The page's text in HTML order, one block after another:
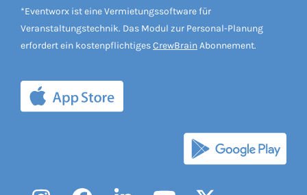
*Eventworx ist eine Vermietungssoftware für
Veranstaltungstechnik. Das Modul zur Personal-Planung
erfordert ein kostenpflichtiges CrewBrain Abonnement.